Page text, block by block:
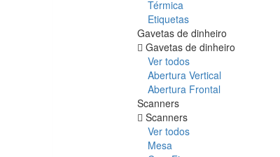
Térmica
Etiquetas
Gavetas de dinheiro
Gavetas de dinheiro
Ver todos
Abertura Vertical
Abertura Frontal
Scanners
Scanners
Ver todos
Mesa